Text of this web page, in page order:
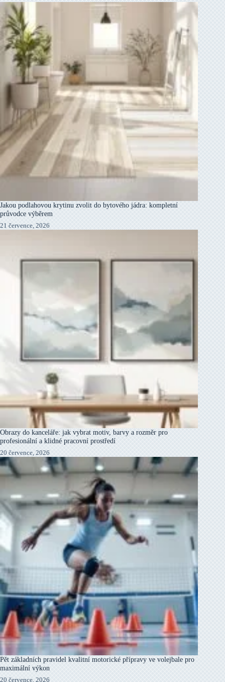
Jakou podlahovou krytinu zvolit do bytového jádra: kompletní
průvodce výběrem
21 července, 2026
Obrazy do kanceláře: jak vybrat motiv, barvy a rozměr pro
profesionální a klidné pracovní prostředí
20 července, 2026
Pět základních pravidel kvalitní motorické přípravy ve volejbale pro
maximální výkon
20 července, 2026